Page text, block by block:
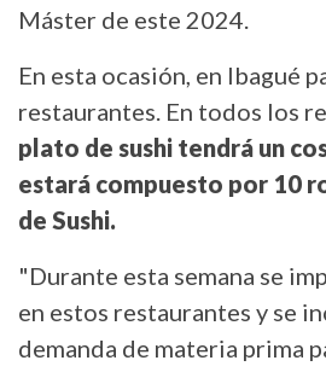
Máster de este 2024.
En esta ocasión, en Ibagué
restaurantes. En todos los
plato de sushi tendrá un
estará compuesto por 10
de Sushi.
"Durante esta semana se
en estos restaurantes y se
demanda de materia prima